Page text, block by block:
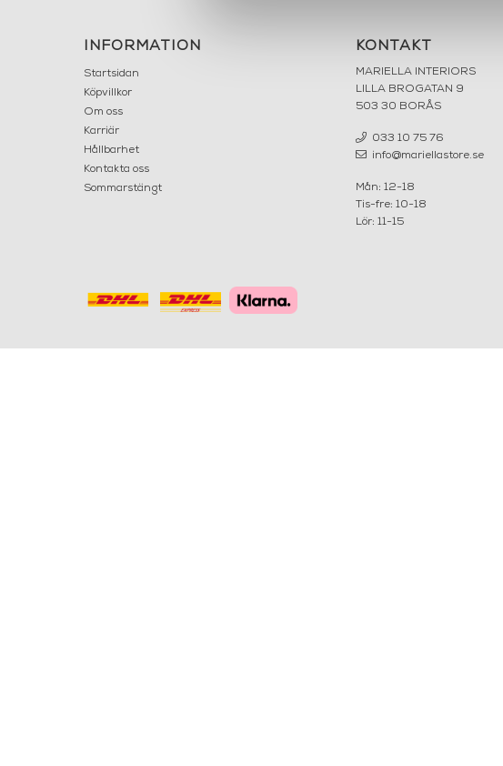
INFORMATION
Startsidan
Köpvillkor
Om oss
Karriär
Hållbarhet
Kontakta oss
Sommarstängt
KONTAKT
MARIELLA INTERIORS
LILLA BROGATAN 9
503 30 BORÅS
033 10 75 76
info@mariellastore.se
Mån: 12-18
Tis-fre: 10-18
Lör: 11-15